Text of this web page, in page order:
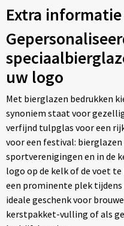
Extra informatie
uw logo
Met bierglazen bedrukken
synoniem staat voor
verfijnd tulpglas voor een
voor een festival:
sportverenigingen en in de
logo op de kelk of de voet
een prominente plek
ideale geschenk voor
kerstpakket-vulling of als